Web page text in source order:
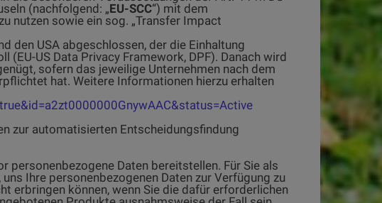
(nachfolgend: „EU-SCC“) mit dem
nutzen sowie ein sog. „Transfer Impact
den USA abgeschlossen, der die Einhaltung
US Data Privacy Framework, DPF). Danach wird
sofern das jeweilige Unternehmen nach dem
hat. Weitere Informationen hierzu erhalten
zur automatisierten Entscheidungsfindung
personenbezogene Daten bereitstellen. Für Sie als
Ihre personenbezogenen Daten zur Verfügung zu
erbringen können, wenn Sie die dafür erforderlichen